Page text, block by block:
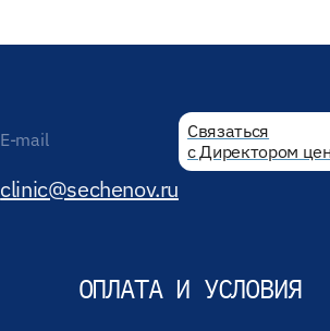
E-mail
clinic@sechenov.ru
Связаться
с Директором
ОПЛАТА И УСЛОВИЯ